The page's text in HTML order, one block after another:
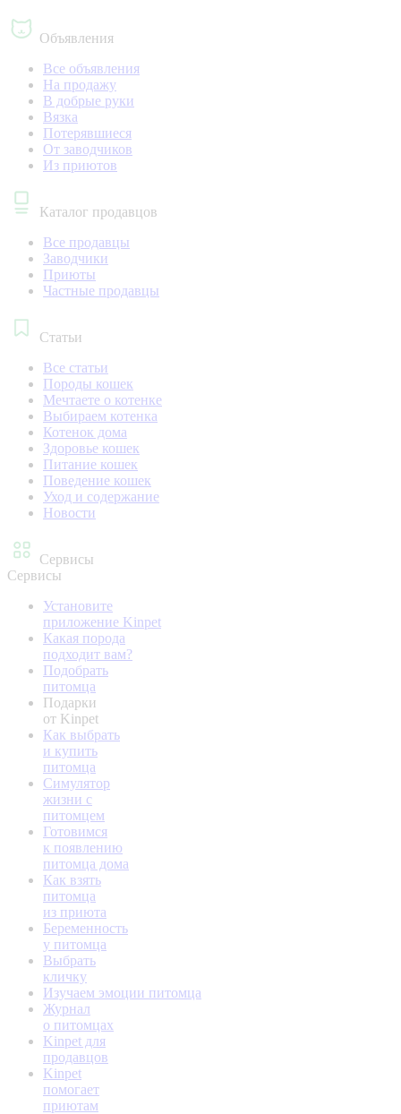
Объявления
Все объявления
На продажу
В добрые руки
Вязка
Потерявшиеся
От заводчиков
Из приютов
Каталог продавцов
Все продавцы
Заводчики
Приюты
Частные продавцы
Статьи
Все статьи
Породы кошек
Мечтаете о котенке
Выбираем котенка
Котенок дома
Здоровье кошек
Питание кошек
Поведение кошек
Уход и содержание
Новости
Сервисы
Сервисы
Установите
приложение Kinpet
Какая порода
подходит вам?
Подобрать
питомца
Подарки
от Kinpet
Как выбрать
и купить
питомца
Симулятор
жизни с
питомцем
Готовимся
к появлению
питомца дома
Как взять
питомца
из приюта
Беременность
у питомца
Выбрать
кличку
Изучаем эмоции питомца
Журнал
о питомцах
Kinpet для
продавцов
Kinpet
помогает
приютам